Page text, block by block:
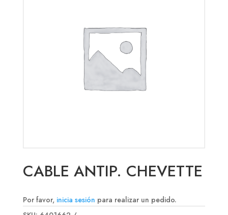
CABLE ANTIP. CHEVETTE
Por favor, inicia sesión para realizar un pedido.